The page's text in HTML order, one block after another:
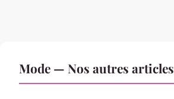
Mode — Nos autres articles